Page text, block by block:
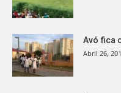
Avó fica
Abril 26,